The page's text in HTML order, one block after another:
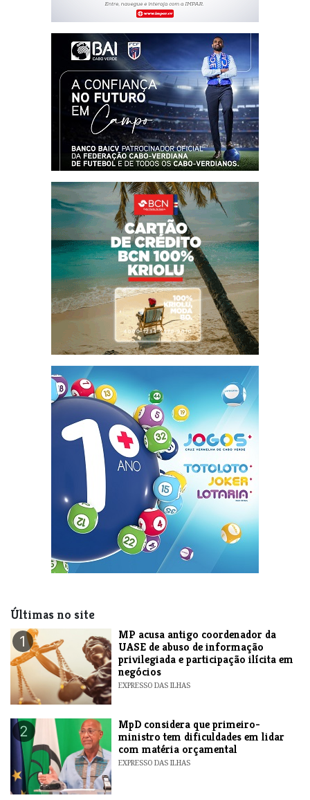
Últimas no site
1
MP acusa antigo coordenador da
UASE de abuso de informação
privilegiada e participação ilícita em
negócios
EXPRESSO DAS ILHAS
2
MpD considera que primeiro-
ministro tem dificuldades em lidar
com matéria orçamental
EXPRESSO DAS ILHAS